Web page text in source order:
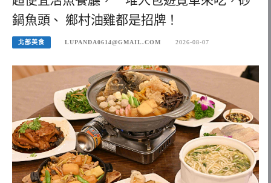
鍋魚頭、 鄉村油雞都是招牌！
北部美食 LUPANDA0614@GMAIL.COM 2026-08-07